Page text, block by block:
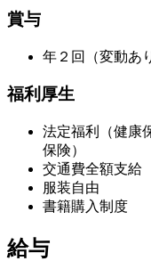
賞与
年２回（変動あ
福利厚生
法定福利（健康
保険）
交通費全額支給
服装自由
書籍購入制度
給与